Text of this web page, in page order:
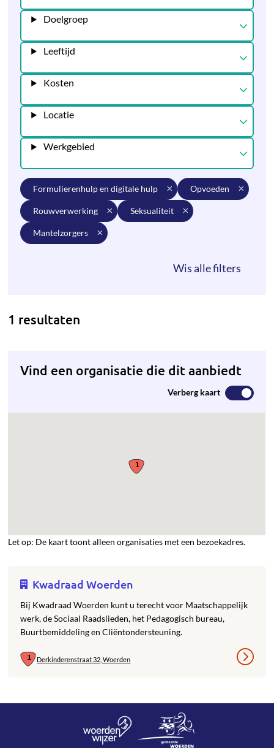
Doelgroep
Leeftijd
Kosten
Locatie
Werkgebied
formulierenhulp en digitale hulp opvoeden
rouwverwerking seksualiteit
mantelzorgers
1 resultaten
Vind een organisatie die dit aanbiedt
Verberg kaart
Let op: De kaart toont alleen organisaties met een bezoekadres.
Kwadraad Woerden
Bij Kwadraad Woerden kunt u terecht voor Maatschappelijk
werk, de Sociaal Raadslieden, het Pedagogisch bureau,
Buurtbemiddeling en Cliëntondersteuning.
Derkinderenstraat 32, Woerden